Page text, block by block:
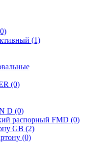
(1)
(0)
D (0)
распорный FMD (0)
GB (2)
(0)